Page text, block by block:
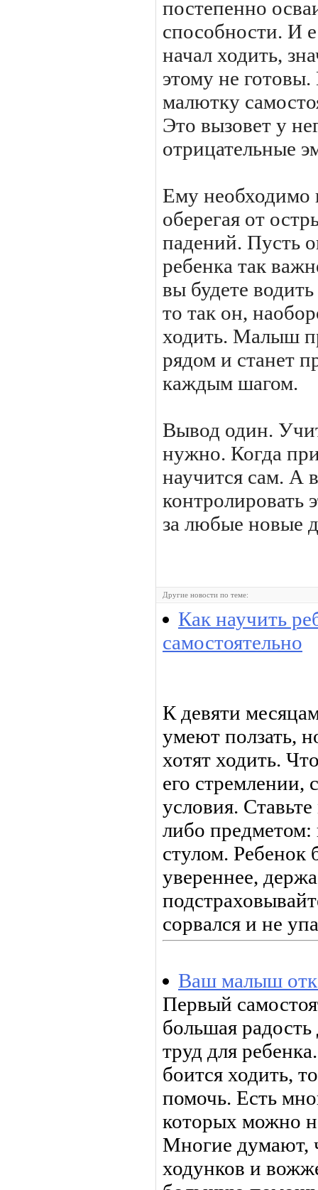
постепенно
способности. И
начал ходить,
этому не
малютку
Это вызовет у
отрицательные
Ему необходимо
оберегая от
падений. Пусть
ребенка так
вы будете
то так он,
ходить. Малыш
рядом и станет
каждым шагом.
Вывод один.
нужно. Когда
научится сам. А
контролировать
за любые новые
Другие новости по теме:
Как научить
самостоятельно
К девяти
умеют ползать,
хотят ходить.
его стремлении,
условия.
либо предметом:
стулом. Ребенок
увереннее,
сорвался и не
Ваш малыш
Первый
большая
труд для
боится ходить,
помочь. Есть
которых можно
Многие думают,
ходунков и